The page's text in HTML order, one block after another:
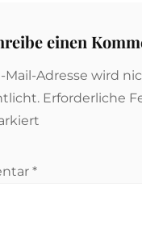
einen
Mail-Adresse wird
Erforderliche
*